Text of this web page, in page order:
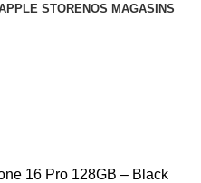
STORENOS MAGASINS
16 Pro 128GB – Black